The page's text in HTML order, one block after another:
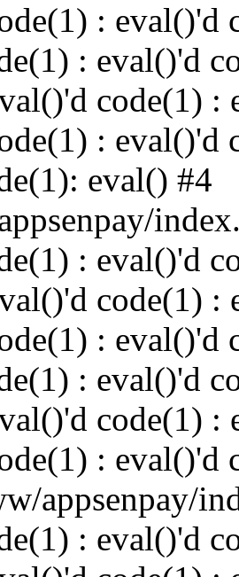
: eval()'d
: eval()'d
code(1) :
: eval()'d
eval() #4
: eval()'d
code(1) :
: eval()'d
: eval()'d
code(1) :
: eval()'d
appsenpay/
: eval()'d